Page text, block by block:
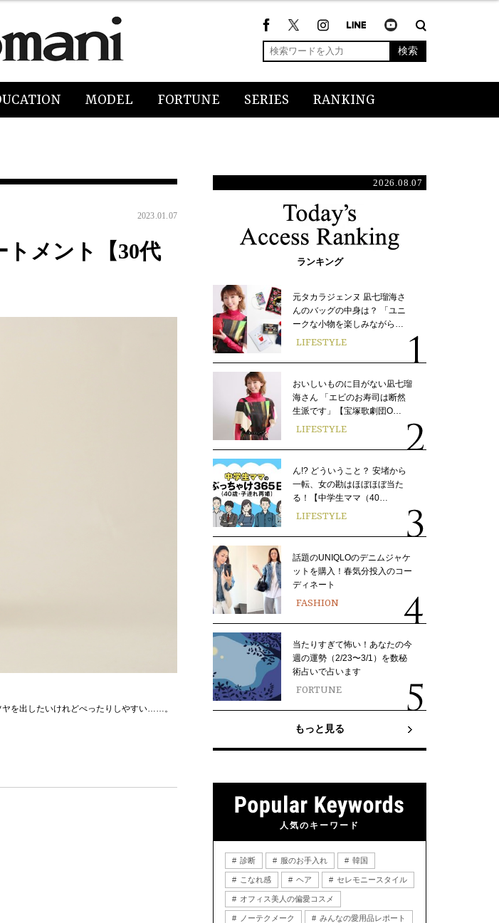
検索
MODEL FORTUNE SERIES RANKING
2023.01.07
メント【30代
を出したいけれどぺったりしやすい……。
2026.08.07
ランキング
元タカラジェンヌ 凪七瑠海さ
んのバッグの中身は？ 「ユニ
ークな小物を楽しみながら…
LIFESTYLE
おいしいものに目がない凪七瑠
海さん 「エビのお寿司は断然
生派です」【宝塚歌劇団O…
LIFESTYLE
ん!? どういうこと？ 安堵から
一転、女の勘はほぼほぼ当た
る！【中学生ママ（40…
LIFESTYLE
話題のUNIQLOのデニムジャケ
ットを購入！春気分投入のコー
ディネート
FASHION
当たりすぎて怖い！あなたの今
週の運勢（2/23〜3/1）を数秘
術占いで占います
FORTUNE
もっと見る
人気のキーワード
診断 服のお手入れ 韓国
こなれ感 ヘア セレモニースタイル
オフィス美人の偏愛コスメ
ノーテクメーク みんなの愛用品レポート